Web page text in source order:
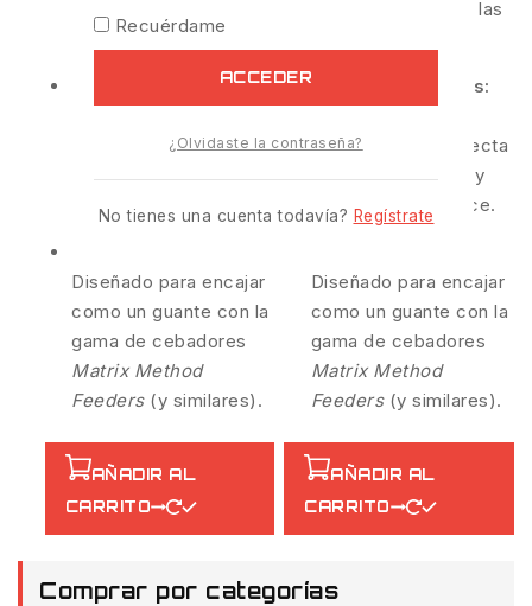
paredes.
Cargas Simétricas:
aerodinámica perfecta
para ganar metros y
precisión en el lance.
Diseñado para encajar
como un guante con la
gama de cebadores
Matrix Method
Feeders(y similares).
AÑADIR AL
CARRITO
queden pegados a las
Cargas Simétricas:
aerodinámica perfecta
para ganar metros y
precisión en el lance.
Diseñado para encajar
como un guante con la
gama de cebadores
Matrix Method
Feeders(y similares).
AÑADIR AL
CARRITO
Comprar por categorías
Recuérdame
ACCEDER
¿Olvidaste la contraseña?
No tienes una cuenta todavía? Regístrate